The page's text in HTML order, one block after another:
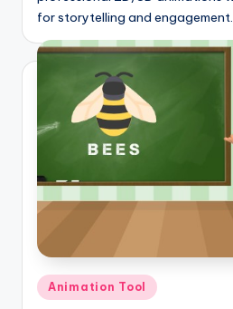
for storytelling and engagement.
Опубликовано
Animation Tool